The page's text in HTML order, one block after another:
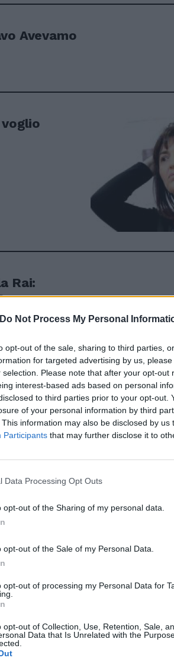
Do Not Process My Personal
opt-out of the sale, sharing to third parties,
for targeted advertising by us,
selection. Please note that after your opt-out
interest-based ads based on personal
to third parties prior to your opt-out.
of your personal information by third
information may also be disclosed by us
Participants that may further disclose it to
Data Processing Opt Outs
opt-out of the Sharing of my personal data.
opt-out of the Sale of my Personal Data.
opt-out of processing my Personal Data for
opt-out of Collection, Use, Retention, Sale,
Data that Is Unrelated with the
Avevamo
Rai:
in arrivo
Senza